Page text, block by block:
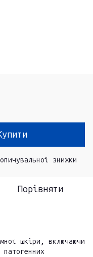
знижки
Порівняти
шкіри, включаючи